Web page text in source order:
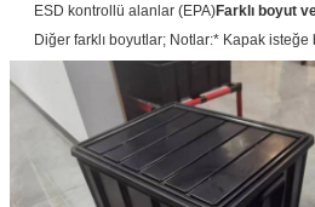
ESD kontrollü alanlar (EPA)Farklı boyut
Diğer farklı boyutlar; Notlar:* Kapak isteğe